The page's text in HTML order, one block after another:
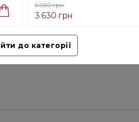
Ми
6 050 грн
3 630 грн
до категорії